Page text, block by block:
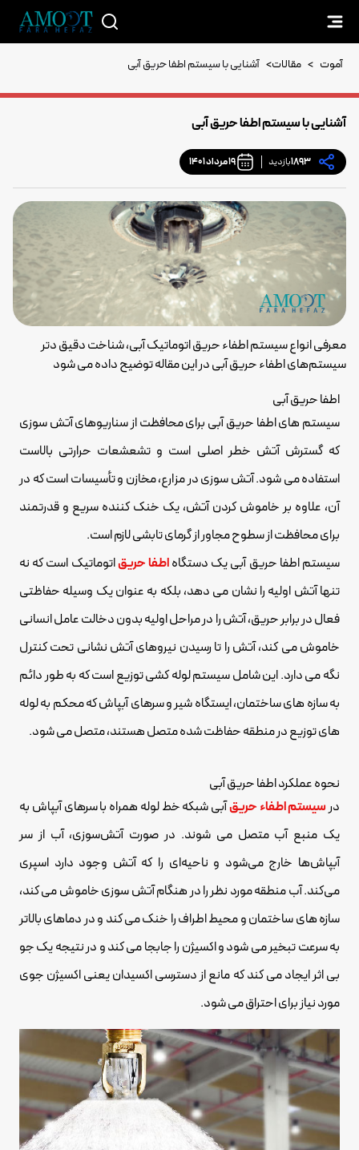
آموت > مقالات> آشنایی با سیستم اطفا حریق آبی
آشنایی با سیستم اطفا حریق آبی
1893بازدید 19 مرداد 1401
معرفی انواع سیستم اطفاء حریق اتوماتیک آبی، شناخت دقیق دتر
سیستم‌های اطفاء حریق آبی در این مقاله توضیح داده می شود
اطفا حریق آبی
سیستم های اطفا حریق آبی برای محافظت از سناریوهای آتش سوزی
که گسترش آتش خطر اصلی است و تشعشعات حرارتی بالاست
استفاده می شود. آتش سوزی در مزارع، مخازن و تأسیسات است که در
آن، علاوه بر خاموش کردن آتش، یک خنک کننده سریع و قدرتمند
برای محافظت از سطوح مجاور از گرمای تابشی لازم است.
سیستم اطفا حریق آبی یک دستگاهاطفا حریقاتوماتیک است که نه
تنها آتش اولیه را نشان می دهد، بلکه به عنوان یک وسیله حفاظتی
فعال در برابر حریق، آتش را در مراحل اولیه بدون دخالت عامل انسانی
خاموش می کند، آتش را تا رسیدن نیروهای آتش نشانی تحت کنترل
نگه می دارد. این شامل سیستم لوله کشی توزیع است که به طور دائم
به سازه های ساختمان، ایستگاه شیر و سرهای آبپاش که محکم به لوله
های توزیع در منطقه حفاظت شده متصل هستند، متصل می شود.
نحوه عملکرد اطفا حریق آبی
در سیستم اطفاء حریقآبی شبکه خط لوله همراه با سرهای آبپاش به
یک منبع آب متصل می شوند. در صورت آتش‌سوزی، آب از سر
آبپاش‌ها خارج می‌شود و ناحیه‌ای را که آتش وجود دارد اسپری
می‌کند. آب منطقه مورد نظر را در هنگام آتش سوزی خاموش می کند،
سازه های ساختمان و محیط اطراف را خنک می کند و در دماهای بالاتر
به سرعت تبخیر می شود و اکسیژن را جابجا می کند و در نتیجه یک جو
بی اثر ایجاد می کند که مانع از دسترسی اکسیدان یعنی اکسیژن جوی
مورد نیاز برای احتراق می شود.